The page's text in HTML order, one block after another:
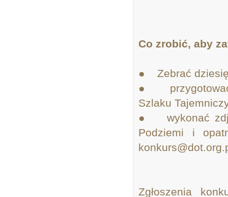
Co zrobić, aby
● Zebrać
● przygotować
Szlaku
● wykonać
Podziemi i
Zgłoszenia